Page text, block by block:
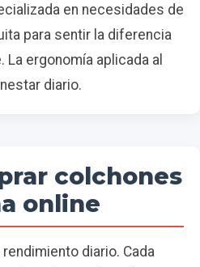
en necesidades de
para sentir la diferencia
ergonomía aplicada al
diario.
colchones
online
diario. Cada